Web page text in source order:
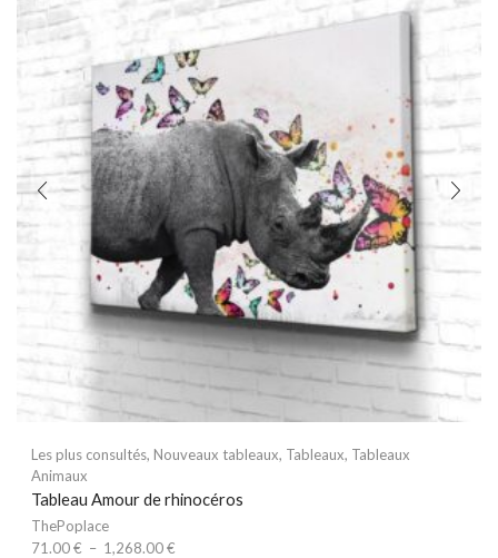
Les plus consultés, Nouveaux tableaux, Tableaux, Tableaux
Animaux
Tableau Amour de rhinocéros
ThePoplace
71.00€ – 1,268.00€